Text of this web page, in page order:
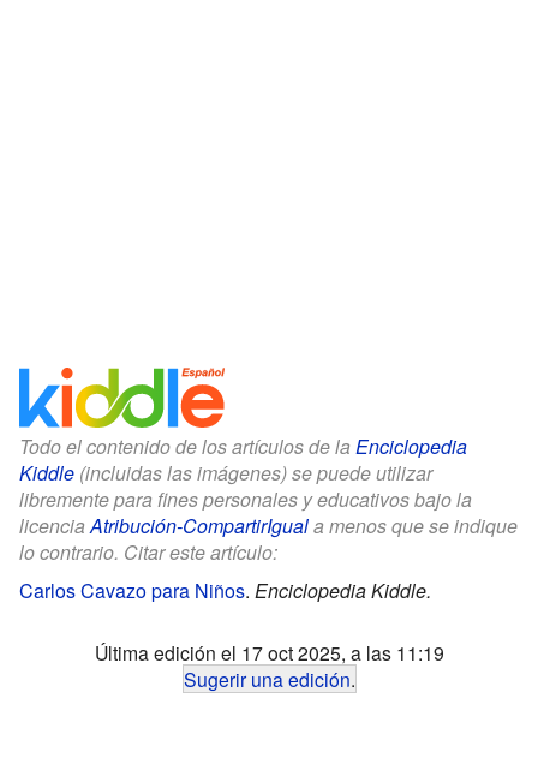
Todo el contenido de los artículos de la Enciclopedia
Kiddle (incluidas las imágenes) se puede utilizar
libremente para fines personales y educativos bajo la
licenciaAtribución-CompartirIguala menos que se indique
lo contrario. Citar este artículo:
Carlos Cavazo para Niños. Enciclopedia Kiddle.
Última edición el 17 oct 2025, a las 11:19
Sugerir una edición.